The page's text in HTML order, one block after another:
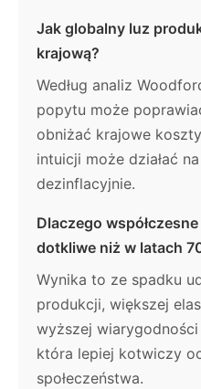
Jak globalny luz
krajową?
Według analiz
popytu może
obniżać krajowe
intuicji może działać
dezinflacyjnie.
Dlaczego
dotkliwe niż w latach
Wynika to ze spadku
produkcji, większej
wyższej
która lepiej kotwiczy
społeczeństwa.